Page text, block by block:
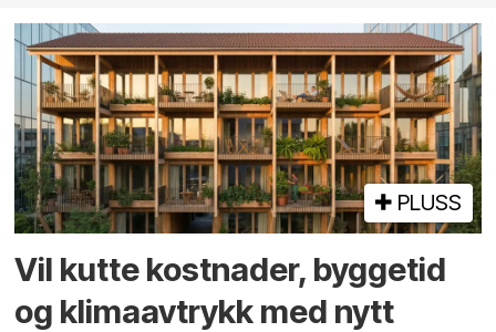
PLUSS
Vil kutte kostnader, byggetid
og klima­avtrykk med nytt